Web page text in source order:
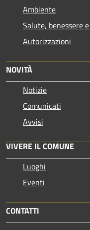
Ambiente
Salute, benessere
Autorizzazioni
NOVITÀ
Notizie
Comunicati
Avvisi
VIVERE IL COMUNE
Luoghi
Eventi
CONTATTI